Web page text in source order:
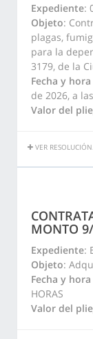
Expediente:
Objeto:
plagas,
para la
3179, de la
Fecha y
de 2026, a
Valor del
VER
MONTO
Expediente:
Objeto:
Fecha y
HORAS
Valor del